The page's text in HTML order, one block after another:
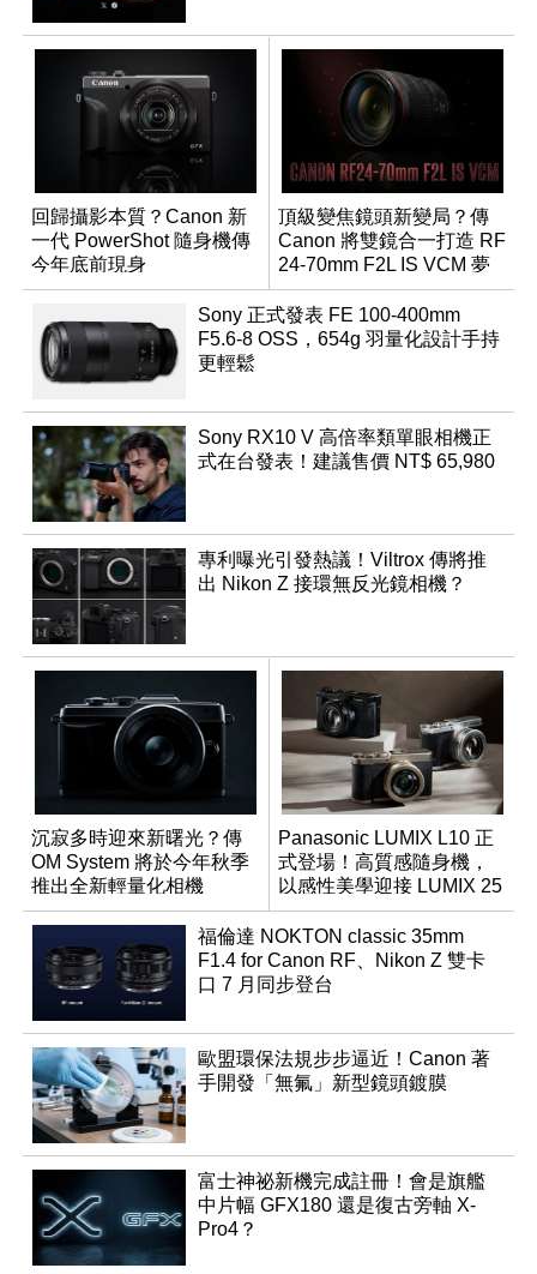
回歸攝影本質？Canon 新
一代 PowerShot 隨身機傳
今年底前現身
頂級變焦鏡頭新變局？傳
Canon 將雙鏡合一打造 RF
24-70mm F2L IS VCM 夢
幻規格
Sony 正式發表 FE 100-400mm
F5.6-8 OSS，654g 羽量化設計手持
更輕鬆
Sony RX10 V 高倍率類單眼相機正
式在台發表！建議售價 NT$ 65,980
專利曝光引發熱議！Viltrox 傳將推
出 Nikon Z 接環無反光鏡相機？
沉寂多時迎來新曙光？傳
OM System 將於今年秋季
推出全新輕量化相機
Panasonic LUMIX L10 正
式登場！高質感隨身機，
以感性美學迎接 LUMIX 25
週年
福倫達 NOKTON classic 35mm
F1.4 for Canon RF、Nikon Z 雙卡
口 7 月同步登台
歐盟環保法規步步逼近！Canon 著
手開發「無氟」新型鏡頭鍍膜
富士神祕新機完成註冊！會是旗艦
中片幅 GFX180 還是復古旁軸 X-
Pro4？